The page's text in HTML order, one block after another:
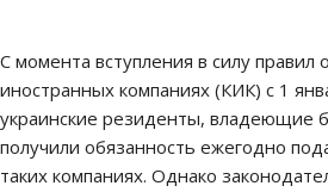
С момента вступления в силу правил
иностранных компаниях (КИК) с 1
украинские резиденты, владеющие
получили обязанность ежегодно
таких компаниях. Однако